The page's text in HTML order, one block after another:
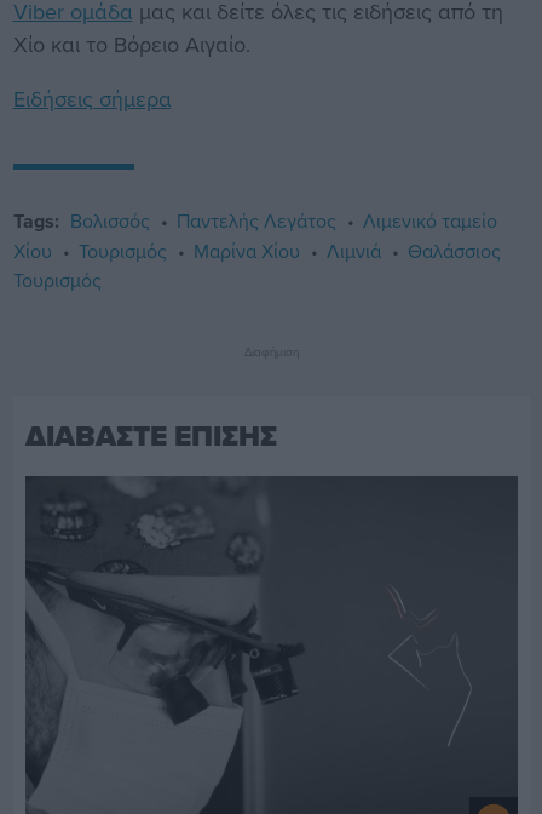
Viber ομάδα μας και δείτε όλες τις ειδήσεις από τη
Χίο και το Βόρειο Αιγαίο.
Ειδήσεις σήμερα
Tags: Βολισσός Παντελής Λεγάτος
Λιμενικό ταμείο
Χίου
Τουρισμός Μαρίνα Χίου Λιμνιά
Θαλάσσιος
Τουρισμός
Διαφήμιση
ΔΙΑΒΑΣΤΕ ΕΠΙΣΗΣ